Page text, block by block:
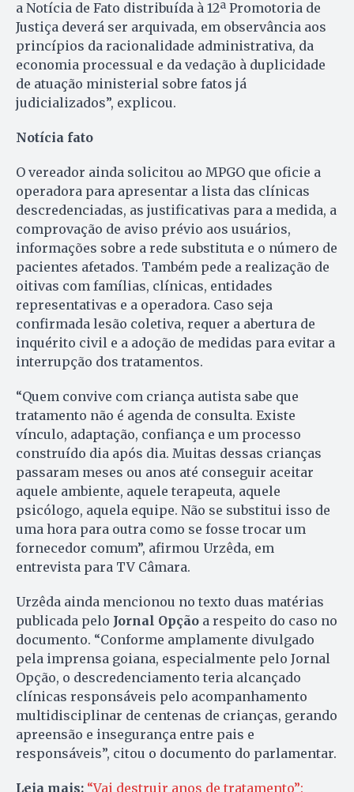
a Notícia de Fato distribuída à 12ª Promotoria de
Justiça deverá ser arquivada, em observância aos
princípios da racionalidade administrativa, da
economia processual e da vedação à duplicidade
de atuação ministerial sobre fatos já
judicializados”, explicou.
Notícia fato
O vereador ainda solicitou ao MPGO que oficie a
operadora para apresentar a lista das clínicas
descredenciadas, as justificativas para a medida, a
comprovação de aviso prévio aos usuários,
informações sobre a rede substituta e o número de
pacientes afetados. Também pede a realização de
oitivas com famílias, clínicas, entidades
representativas e a operadora. Caso seja
confirmada lesão coletiva, requer a abertura de
inquérito civil e a adoção de medidas para evitar a
interrupção dos tratamentos.
“Quem convive com criança autista sabe que
tratamento não é agenda de consulta. Existe
vínculo, adaptação, confiança e um processo
construído dia após dia. Muitas dessas crianças
passaram meses ou anos até conseguir aceitar
aquele ambiente, aquele terapeuta, aquele
psicólogo, aquela equipe. Não se substitui isso de
uma hora para outra como se fosse trocar um
fornecedor comum”, afirmou Urzêda, em
entrevista para TV Câmara.
Urzêda ainda mencionou no texto duas matérias
publicada pelo Jornal Opção a respeito do caso no
documento. “Conforme amplamente divulgado
pela imprensa goiana, especialmente pelo Jornal
Opção, o descredenciamento teria alcançado
clínicas responsáveis pelo acompanhamento
multidisciplinar de centenas de crianças, gerando
apreensão e insegurança entre pais e
responsáveis”, citou o documento do parlamentar.
Leia mais: “Vai destruir anos de tratamento”: